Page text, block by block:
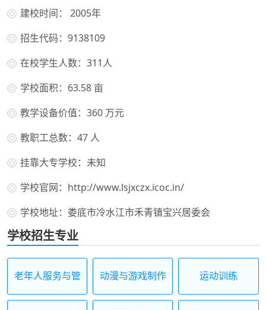
建校时间： 2005年
招生代码：9138109
在校学生人数：311人
学校面积：63.58 亩
教学设备价值：360 万元
教职工总数：47 人
挂靠大专学校：未知
学校官网：http://www.lsjxczx.icoc.in/
学校地址：娄底市冷水江市禾青镇宝兴居委会
学校招生专业
老年人服务与管
动漫与游戏制作 运动训练